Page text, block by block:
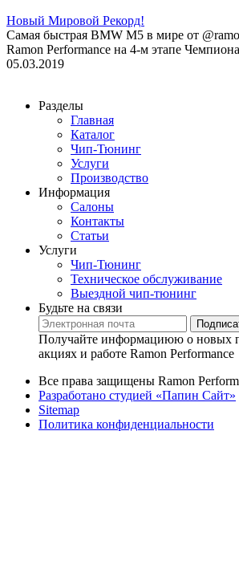
Новый Мировой Рекорд!
Cамая быстрая BMW M5 в мире от
Ramon Performance на 4-м этапе
05.03.2019
Разделы
Главная
Каталог
Чип-Тюнинг
Услуги
Производство
Информация
Салоны
Контакты
Статьи
Услуги
Чип-Тюнинг
Техническое обслуживание
Выездной чип-тюнинг
Будьте на связи
Получайте информациюю о новых
акциях и работе Ramon Performance
Все права защищены Ramon
Разработано студией «Папин Сайт»
Sitemap
Политика конфиденциальности